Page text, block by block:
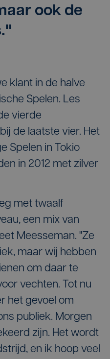
ook de
klant in de halve
Spelen. Les
vierde
de laatste vier. Het
Spelen in Tokio
in 2012 met zilver
met twaalf
een mix van
Meesseman. "Ze
maar wij hebben
om daar te
vechten. Tot nu
het gevoel om
publiek. Morgen
zijn. Het wordt
en ik hoop veel